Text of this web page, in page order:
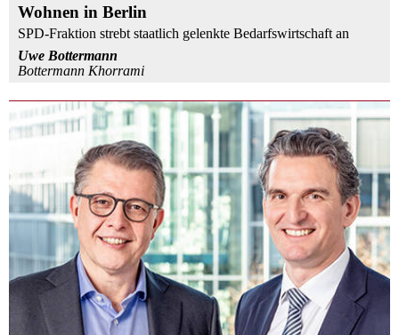
Wohnen in Berlin
SPD-Fraktion strebt staatlich gelenkte Bedarfswirtschaft an
Uwe Bottermann
Bottermann Khorrami